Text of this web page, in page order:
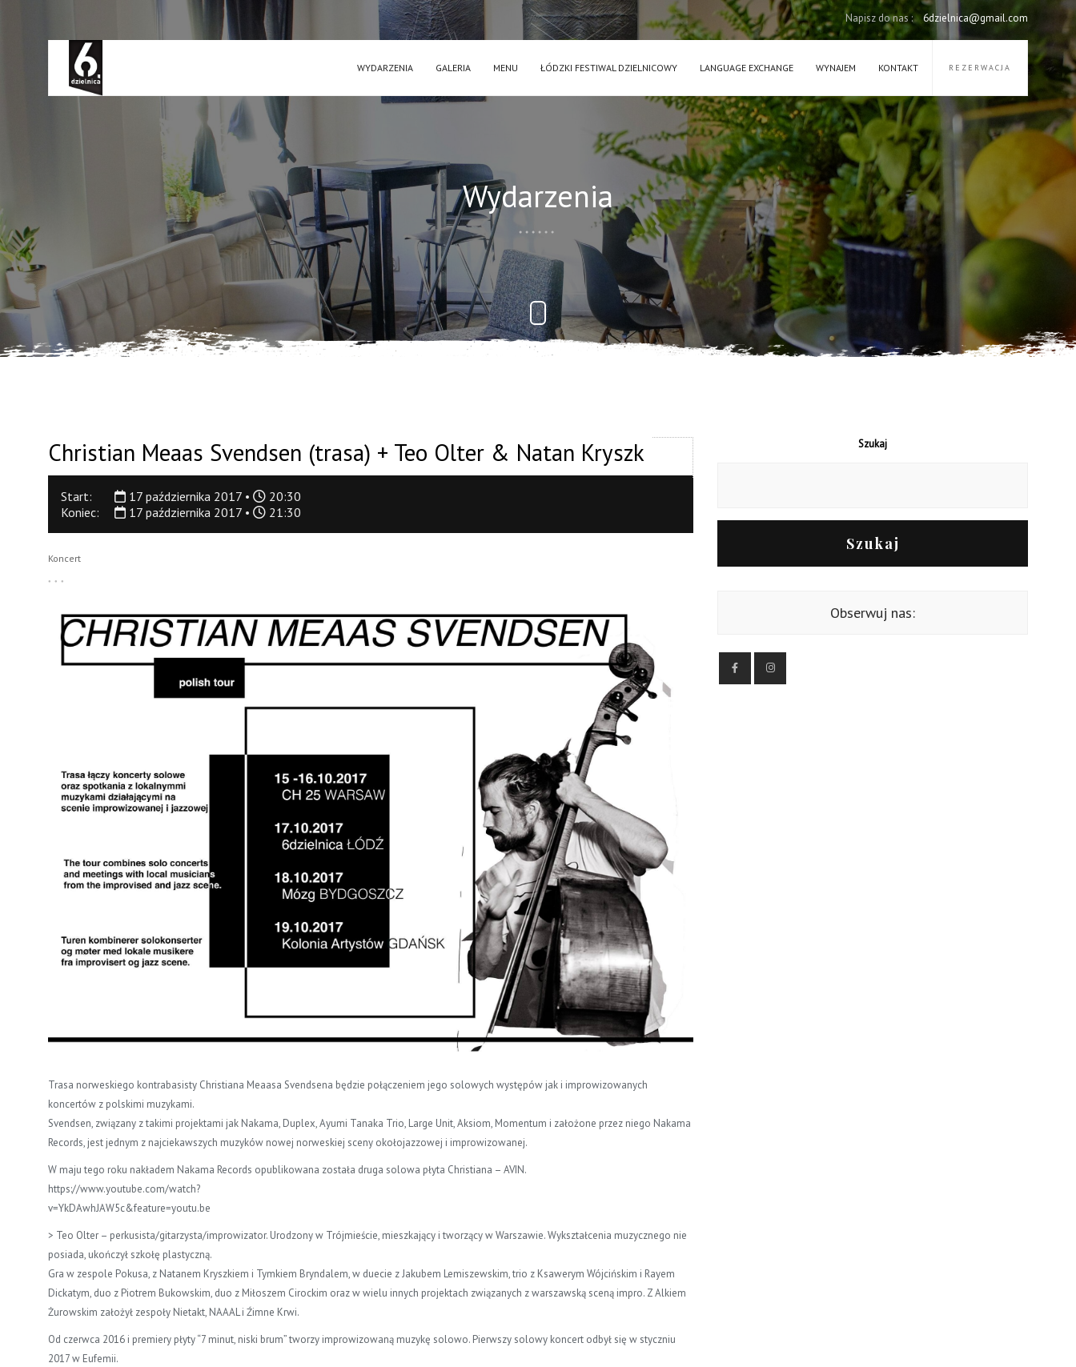
Napisz do nas : 6dzielnica@gmail.com
REZERWACJA
WYDARZENIA GALERIA MENU ŁÓDZKI FESTIWAL DZIELNICOWY LANGUAGE EXCHANGE WYNAJEM KONTAKT
Wydarzenia
Christian Meaas Svendsen (trasa) + Teo Olter & Natan Kryszk
Start: 17 października 2017 •
20:30
Koniec:
17 października 2017 • 21:30
Koncert
Trasa norweskiego kontrabasisty Christiana Meaasa Svendsena będzie połączeniem jego solowych występów jak i improwizowanych
koncertów z polskimi muzykami.
Svendsen, związany z takimi projektami jak Nakama, Duplex, Ayumi Tanaka Trio, Large Unit, Aksiom, Momentum i założone przez niego Nakama
Records, jest jednym z najciekawszych muzyków nowej norweskiej sceny okołojazzowej i improwizowanej.
W maju tego roku nakładem Nakama Records opublikowana została druga solowa płyta Christiana – AVIN.
https://www.youtube.com/watch?
v=YkDAwhJAW5c&feature=youtu.be
> Teo Olter – perkusista/gitarzysta/improwizator. Urodzony w Trójmieście, mieszkający i tworzący w Warszawie. Wykształcenia muzycznego nie
posiada, ukończył szkołę plastyczną.
Gra w zespole Pokusa, z Natanem Kryszkiem i Tymkiem Bryndalem, w duecie z Jakubem Lemiszewskim, trio z Ksawerym Wójcińskim i Rayem
Dickatym, duo z Piotrem Bukowskim, duo z Miłoszem Cirockim oraz w wielu innych projektach związanych z warszawską sceną impro. Z Alkiem
Żurowskim założył zespoły Nietakt, NAAAL i Źimne Krwi.
Od czerwca 2016 i premiery płyty “7 minut, niski brum” tworzy improwizowaną muzykę solowo. Pierwszy solowy koncert odbył się w styczniu
2017 w Eufemii.
Szukaj
Szukaj
Obserwuj nas: